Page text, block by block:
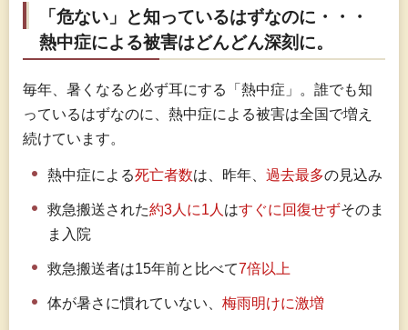
「危ない」と知っているはずなのに・・・
熱中症による被害はどんどん深刻に。
毎年、暑くなると必ず耳にする「熱中症」。誰でも知
っているはずなのに、熱中症による被害は全国で増え
続けています。
熱中症による死亡者数は、昨年、 過去最多の見込み
救急搬送された約3人に1人 はすぐに回復せずそのま
ま入院
救急搬送者は15年前と比べて7倍以上
体が暑さに慣れていない、 梅雨明けに激増